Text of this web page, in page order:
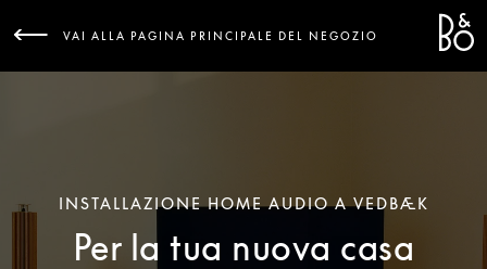
VAI ALLA PAGINA PRINCIPALE DEL NEGOZIO
INSTALLAZIONE HOME AUDIO A VEDBÆK
Per la tua nuova casa